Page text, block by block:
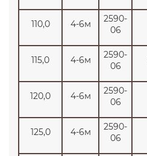
110,0 4-6м
2590-
06
115,0 4-6м
2590-
06
120,0 4-6м
2590-
06
125,0 4-6м
2590-
06